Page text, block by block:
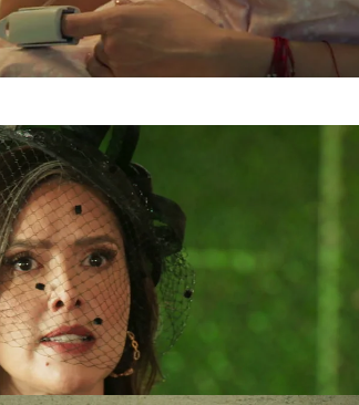
funeral en su honor a la que
a enfrentarse a todos. Ella
ver con Valente o su familia es lo
de que su marido
en los que ella continúa su
Hasta que da a luz a una niña
de su padre desaparecido.
sí que sabe dónde está Alejandro:
encontró y lo tiene aislado
casa en la que vive con él y en